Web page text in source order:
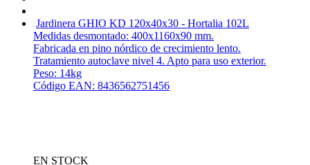
Jardinera GHIO KD 120x40x30 - Hortalia 102L
Medidas desmontado: 400x1160x90 mm.
Fabricada en pino nórdico de crecimiento lento.
Tratamiento autoclave nivel 4. Apto para uso exterior.
Peso: 14kg
Código EAN: 8436562751456
EN STOCK